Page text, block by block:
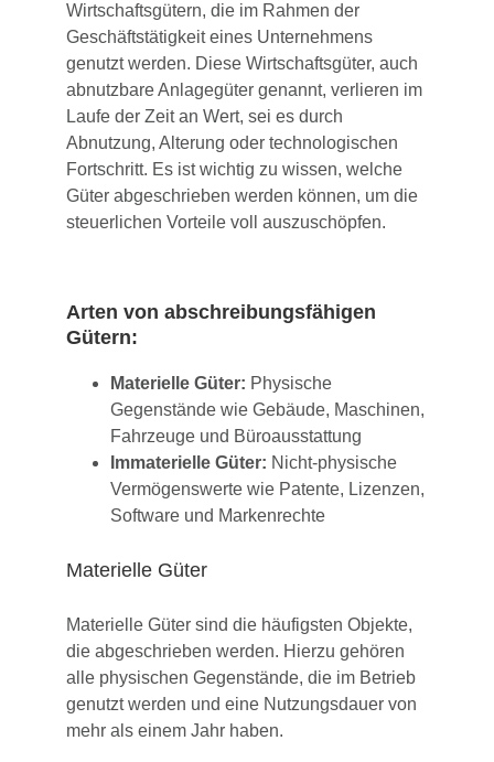
Wirtschaftsgütern, die im Rahmen der
Geschäftstätigkeit eines Unternehmens
genutzt werden. Diese Wirtschaftsgüter, auch
abnutzbare Anlagegüter genannt, verlieren im
Laufe der Zeit an Wert, sei es durch
Abnutzung, Alterung oder technologischen
Fortschritt. Es ist wichtig zu wissen, welche
Güter abgeschrieben werden können, um die
steuerlichen Vorteile voll auszuschöpfen.
Arten von abschreibungsfähigen
Gütern:
Materielle Güter: Physische
Gegenstände wie Gebäude, Maschinen,
Fahrzeuge und Büroausstattung
Immaterielle Güter: Nicht-physische
Vermögenswerte wie Patente, Lizenzen,
Software und Markenrechte
Materielle Güter
Materielle Güter sind die häufigsten Objekte,
die abgeschrieben werden. Hierzu gehören
alle physischen Gegenstände, die im Betrieb
genutzt werden und eine Nutzungsdauer von
mehr als einem Jahr haben.